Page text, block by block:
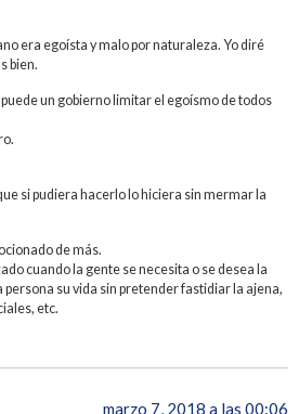
era egoísta y malo por naturaleza. Yo diré
bien.
un gobierno limitar el egoísmo de todos
si pudiera hacerlo lo hiciera sin mermar la
de más.
cuando la gente se necesita o se desea la
persona su vida sin pretender fastidiar la ajena,
etc.
marzo 7, 2018 a las 00:06